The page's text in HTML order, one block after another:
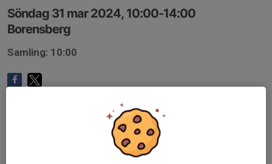
Söndag 31 mar 2024, 10:00-14:00
Borensberg
Samling: 10:00